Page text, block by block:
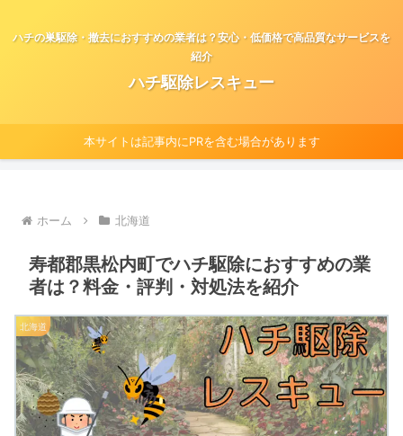
ハチの巣駆除・撤去におすすめの業者は？安心・低価格で高品質なサービスを
紹介
ハチ駆除レスキュー
本サイトは記事内にPRを含む場合があります
ホーム 北海道
寿都郡黒松内町でハチ駆除におすすめの業
者は？料金・評判・対処法を紹介
北海道